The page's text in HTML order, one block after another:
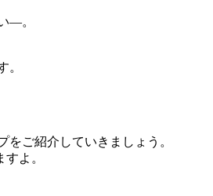
―。
。
ご紹介していきましょう。
よ。